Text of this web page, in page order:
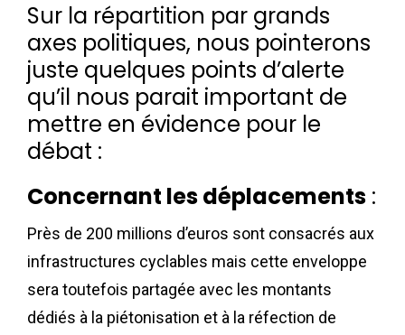
Sur la répartition par grands
axes politiques, nous pointerons
juste quelques points d’alerte
qu’il nous parait important de
mettre en évidence pour le
débat :
Concernant les déplacements :
Près de 200 millions d’euros sont consacrés aux
infrastructures cyclables mais cette enveloppe
sera toutefois partagée avec les montants
dédiés à la piétonisation et à la réfection de